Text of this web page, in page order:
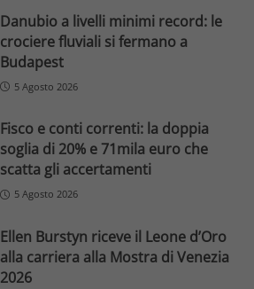
Danubio a livelli minimi record: le
crociere fluviali si fermano a
Budapest
5 Agosto 2026
Fisco e conti correnti: la doppia
soglia di 20% e 71mila euro che
scatta gli accertamenti
5 Agosto 2026
Ellen Burstyn riceve il Leone d’Oro
alla carriera alla Mostra di Venezia
2026